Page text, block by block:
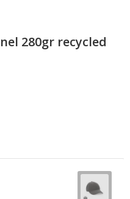
280gr recycled